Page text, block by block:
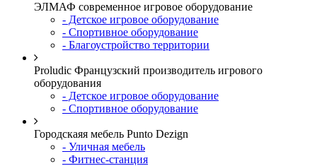
ЭЛМАФ современное игровое оборудование
- Детское игровое оборудование
- Спортивное оборудование
- Благоустройство территории
Proludic Французский производитель игрового
оборудования
- Детское игровое оборудование
- Спортивное оборудование
Городскаяя мебель Punto Dezign
- Уличная мебель
- Фитнес-станция